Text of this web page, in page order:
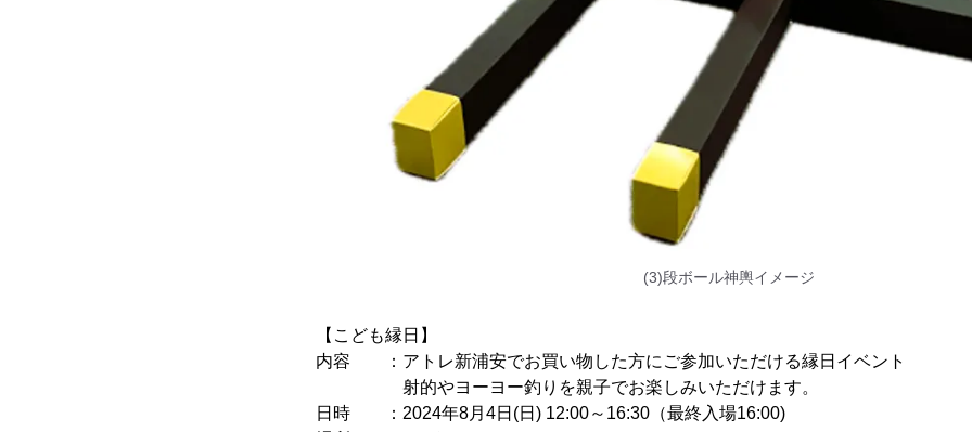
(3)段ボール神輿イメージ
【こども縁日】
内容 ：アトレ新浦安でお買い物した方にご参加いただける縁日イベント
射的やヨーヨー釣りを親子でお楽しみいただけます。
日時 ：2024年8月4日(日) 12:00～16:30（最終入場16:00)